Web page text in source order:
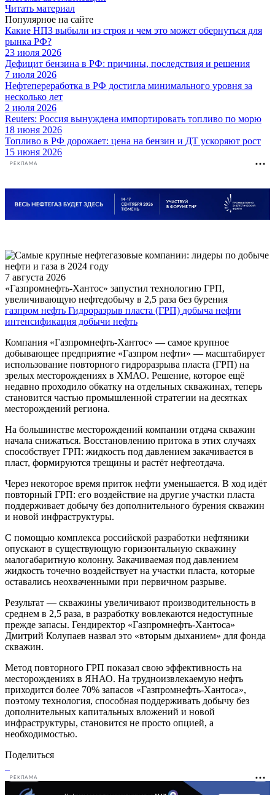
Читать материал
Популярное на сайте
Какие НПЗ выбыли из строя и чем это может обернуться для
рынка РФ?
23 июля 2026
Дефицит бензина в РФ: причины, последствия и решения
7 июля 2026
Нефтепереработка в РФ достигла минимального уровня за
несколько лет
2 июля 2026
Reuters: Россия вынуждена импортировать топливо по морю
18 июня 2026
Топливо в РФ дорожает: цена на бензин и ДТ ускоряют рост
15 июня 2026
РЕКЛАМА
7 августа 2026
«Газпромнефть-Хантос» запустил технологию ГРП,
увеличивающую нефтедобычу в 2,5 раза без бурения
газпром нефть Гидроразрыв пласта (ГРП) добыча нефти
интенсификация добычи нефть
Компания «Газпромнефть-Хантос» — самое крупное
добывающее предприятие «Газпром нефти» — масштабирует
использование повторного гидроразрыва пласта (ГРП) на
зрелых месторождениях в ХМАО. Решение, которое ещё
недавно проходило обкатку на отдельных скважинах, теперь
становится частью промышленной стратегии на десятках
месторождений региона.
На большинстве месторождений компании отдача скважин
начала снижаться. Восстановлению притока в этих случаях
способствует ГРП: жидкость под давлением закачивается в
пласт, формируются трещины и растёт нефтеотдача.
Через некоторое время приток нефти уменьшается. В ход идёт
повторный ГРП: его воздействие на другие участки пласта
поддерживает добычу без дополнительного бурения скважин
и новой инфраструктуры.
С помощью комплекса российской разработки нефтяники
опускают в существующую горизонтальную скважину
малогабаритную колонну. Закачиваемая под давлением
жидкость точечно воздействует на участки пласта, которые
оставались неохваченными при первичном разрыве.
Результат — скважины увеличивают производительность в
среднем в 2,5 раза, в разработку вовлекаются недоступные
прежде запасы. Гендиректор «Газпромнефть-Хантоса»
Дмитрий Колупаев назвал это «вторым дыханием» для фонда
скважин.
Метод повторного ГРП показал свою эффективность на
месторождениях в ЯНАО. На трудноизвлекаемую нефть
приходится более 70% запасов «Газпромнефть-Хантоса»,
поэтому технология, способная поддерживать добычу без
дополнительных капитальных вложений и новой
инфраструктуры, становится не просто опцией, а
необходимостью.
Поделиться
РЕКЛАМА